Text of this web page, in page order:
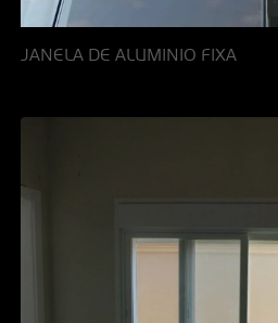
JANELA DE ALUMINIO FIXA